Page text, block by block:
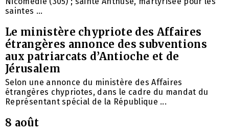
saintes ...
Le ministère chypriote des Affaires
étrangères annonce des subventions
aux patriarcats d’Antioche et de
Jérusalem
Selon une annonce du ministère des Affaires
étrangères chypriotes, dans le cadre du mandat du
Représentant spécial de la République ...
8 août